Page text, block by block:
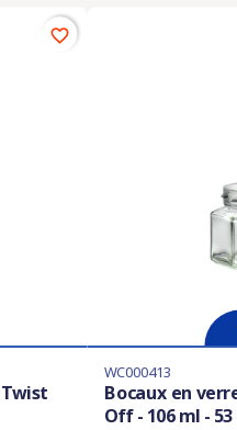
favorite_border
WC000413
Bocaux en
Off - 106 ml -